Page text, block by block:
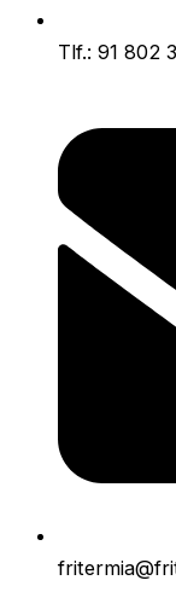
Tlf.: 91 802